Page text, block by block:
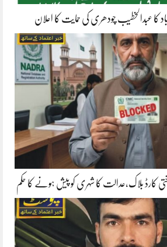
کارڈ بلاک،عدالت کا شہری کو پیش ہونے کا حکم